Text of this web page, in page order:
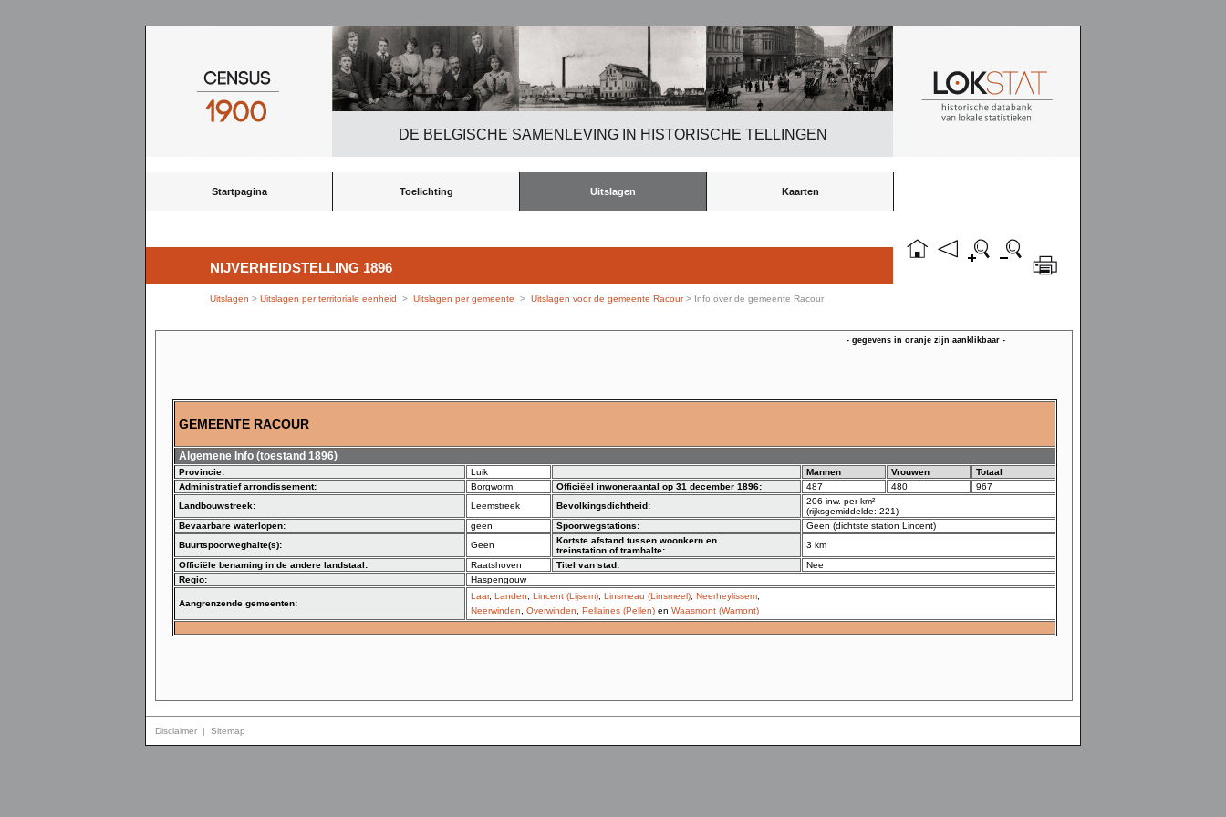
DE BELGISCHE SAMENLEVING IN HISTORISCHE TELLINGEN
Startpagina Toelichting Uitslagen Kaarten
NIJVERHEIDSTELLING 1896
Uitslagen > Uitslagen per territoriale eenheid > Uitslagen per gemeente > Uitslagen voor de gemeente Racour> Info over de gemeente Racour
- gegevens in oranje zijn aanklikbaar -
GEMEENTE RACOUR
Algemene Info (toestand 1896)
Provincie: Luik Mannen Vrouwen
Totaal
Administratief arrondissement:
Borgworm Officiëel inwoneraantal op 31 december 1896: 487 480
967
Landbouwstreek:
Leemstreek Bevolkingsdichtheid:
206 inw. per km²
(rijksgemiddelde: 221)
Bevaarbare waterlopen:
geen Spoorwegstations:
Geen (dichtste station Lincent)
Buurtspoorweghalte(s):
Geen
Kortste afstand tussen woonkern en
treinstation of tramhalte:
3 km
Officiële benaming in de andere landstaal:
Raatshoven Titel van stad:
Nee
Regio:
Haspengouw
Aangrenzende gemeenten:
Laar, Landen Lincent (Lijsem) Linsmeau (Linsmeel) Neerheylissem
Neerwinden
Overwinden Pellaines (Pellen) en Waasmont (Wamont)
Disclaimer | Sitemap